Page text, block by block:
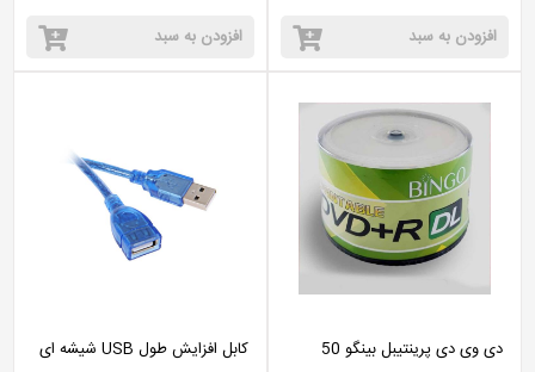
افزودن به سبد افزودن به سبد
دی وی دی پرینتیبل بینگو 50
کابل افزایش طول USB شیشه ای